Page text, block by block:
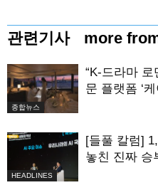
관련기사 more
종합뉴스
“K-드라마 로
문 플랫폼 ‘
HEADLINES
[들풀 칼럼]
놓친 진짜 승